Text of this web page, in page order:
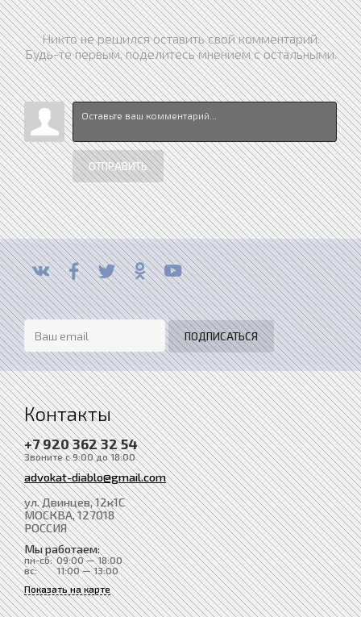
Никто не решился оставить свой комментарий.
Будь-те первым, поделитесь мнением с остальными.
ОТПРАВИТЬ
Контакты
+7 920 362 32 54
Звоните с 9:00 до 18:00
advokat-diablo@gmail.com
ул. Двинцев, 12к1С
МОСКВА, 127018
РОССИЯ
Мы работаем:
пн-сб: 09:00 — 18:00
вс:
11:00 — 13:00
Показать на карте